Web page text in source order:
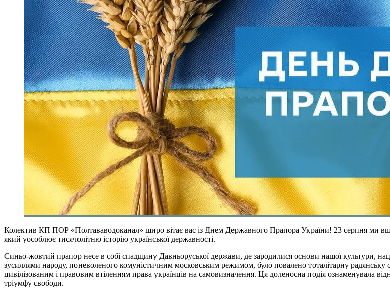
Колектив КП ПОР «Полтававодоканал» щиро вітає вас із Днем Державного Прапора України! 23 серпня ми
який уособлює тисячолітню історію української державності.
Синьо-жовтий прапор несе в собі спадщину Давньоруської держави, де зародилися основи нашої культури,
зусиллями народу, поневоленого комуністичним московським режимом, було повалено тоталітарну
цивілізованим і правовим втіленням права українців на самовизначення. Ця доленосна подія ознаменувала
тріумфу свободи.